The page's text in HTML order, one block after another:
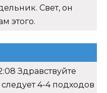
Свет, он
этого.
Здравствуйте
4-4 подходов